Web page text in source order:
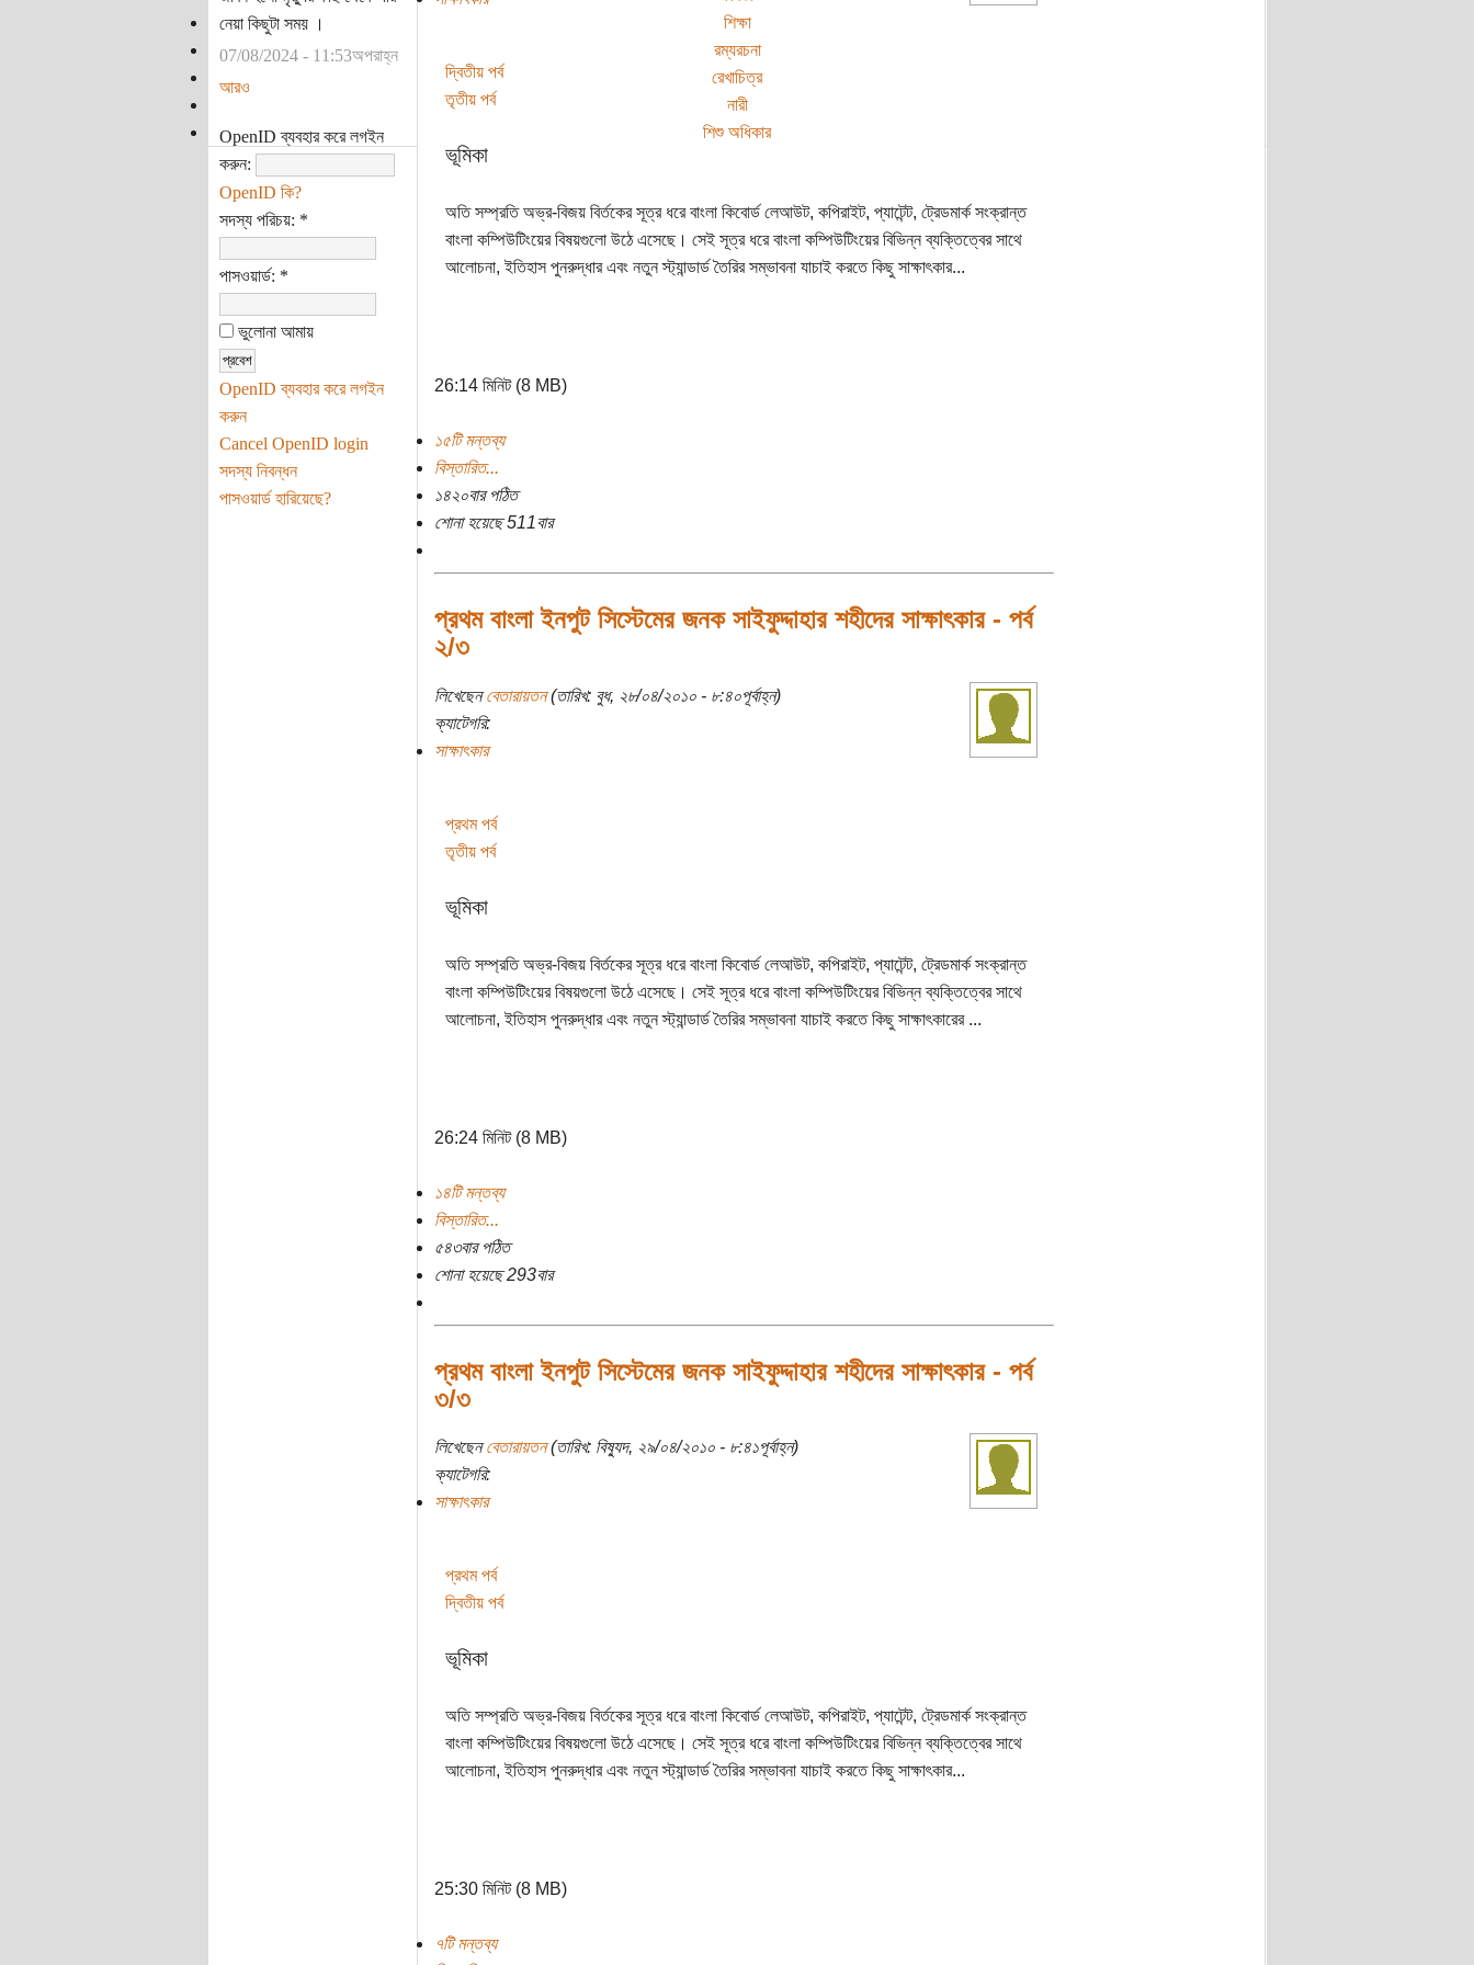
শিক্ষা
রম্যরচনা
রেখাচিত্র
নারী
শিশু অধিকার
নেয়া কিছুটা সময় ।
07/08/2024 - 11:53অপরাহ্ন
আরও
OpenID ব্যবহার করে লগইন
করুন:
OpenID কি?
সদস্য পরিচয়: *
পাসওয়ার্ড: *
ভুলোনা আমায়
OpenID ব্যবহার করে লগইন
করুন
Cancel OpenID login
সদস্য নিবন্ধন
পাসওয়ার্ড হারিয়েছে?
দ্বিতীয় পর্ব
তৃতীয় পর্ব
ভূমিকা
অতি সম্প্রতি অভ্র-বিজয় বির্তকের সূত্র ধরে বাংলা কিবোর্ড লেআউট, কপিরাইট, প্যাটেন্ট, ট্রেডমার্ক সংক্রান্ত
বাংলা কম্পিউটিংয়ের বিষয়গুলো উঠে এসেছে। সেই সূত্র ধরে বাংলা কম্পিউটিংয়ের বিভিন্ন ব্যক্তিত্বের সাথে
আলোচনা, ইতিহাস পুনরুদ্ধার এবং নতুন স্ট্যান্ডার্ড তৈরির সম্ভাবনা যাচাই করতে কিছু সাক্ষাৎকার...
26:14 মিনিট (8 MB)
১৫টি মন্তব্য
বিস্তারিত...
১৪২০বার পঠিত
শোনা হয়েছে 511বার
প্রথম বাংলা ইনপুট সিস্টেমের জনক সাইফুদ্দাহার শহীদের সাক্ষাৎকার - পর্ব
২/৩
লিখেছেনবেতারায়তন(তারিখ: বুধ, ২৮/০৪/২০১০ - ৮:৪০পূর্বাহ্ন)
ক্যাটেগরি:
সাক্ষাৎকার
প্রথম পর্ব
তৃতীয় পর্ব
ভূমিকা
অতি সম্প্রতি অভ্র-বিজয় বির্তকের সূত্র ধরে বাংলা কিবোর্ড লেআউট, কপিরাইট, প্যাটেন্ট, ট্রেডমার্ক সংক্রান্ত
বাংলা কম্পিউটিংয়ের বিষয়গুলো উঠে এসেছে। সেই সূত্র ধরে বাংলা কম্পিউটিংয়ের বিভিন্ন ব্যক্তিত্বের সাথে
আলোচনা, ইতিহাস পুনরুদ্ধার এবং নতুন স্ট্যান্ডার্ড তৈরির সম্ভাবনা যাচাই করতে কিছু সাক্ষাৎকারের ...
26:24 মিনিট (8 MB)
১৪টি মন্তব্য
বিস্তারিত...
৫৪৩বার পঠিত
শোনা হয়েছে 293বার
প্রথম বাংলা ইনপুট সিস্টেমের জনক সাইফুদ্দাহার শহীদের সাক্ষাৎকার - পর্ব
৩/৩
লিখেছেনবেতারায়তন(তারিখ: বিষ্যুদ, ২৯/০৪/২০১০ - ৮:৪১পূর্বাহ্ন)
ক্যাটেগরি:
সাক্ষাৎকার
প্রথম পর্ব
দ্বিতীয় পর্ব
ভূমিকা
অতি সম্প্রতি অভ্র-বিজয় বির্তকের সূত্র ধরে বাংলা কিবোর্ড লেআউট, কপিরাইট, প্যাটেন্ট, ট্রেডমার্ক সংক্রান্ত
বাংলা কম্পিউটিংয়ের বিষয়গুলো উঠে এসেছে। সেই সূত্র ধরে বাংলা কম্পিউটিংয়ের বিভিন্ন ব্যক্তিত্বের সাথে
আলোচনা, ইতিহাস পুনরুদ্ধার এবং নতুন স্ট্যান্ডার্ড তৈরির সম্ভাবনা যাচাই করতে কিছু সাক্ষাৎকার...
25:30 মিনিট (8 MB)
৭টি মন্তব্য